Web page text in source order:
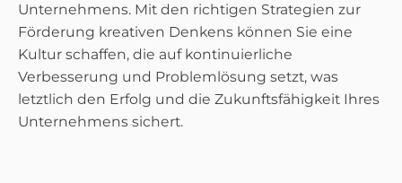
Unternehmens. Mit den richtigen Strategien zur
Förderung kreativen Denkens können Sie eine
Kultur schaffen, die auf kontinuierliche
Verbesserung und Problemlösung setzt, was
letztlich den Erfolg und die Zukunftsfähigkeit Ihres
Unternehmens sichert.